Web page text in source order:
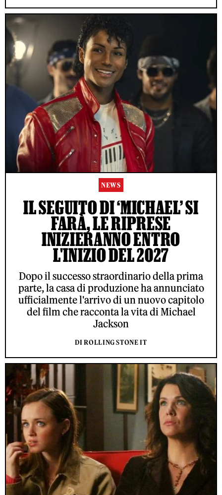
NEWS
IL SEGUITO DI ‘MICHAEL’ SI
FARÀ, LE RIPRESE
INIZIERANNO ENTRO
L'INIZIO DEL 2027
Dopo il successo straordinario della prima
parte, la casa di produzione ha annunciato
ufficialmente l'arrivo di un nuovo capitolo
del film che racconta la vita di Michael
Jackson
DI ROLLING STONE IT